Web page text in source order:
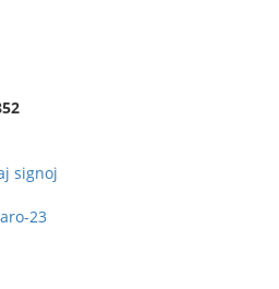
signoj
23